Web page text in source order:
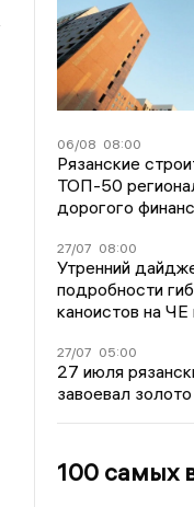
06/08 08:00
Рязанские
ТОП-50
дорогого
27/07 08:00
Утренний
подробности
каноистов на ЧЕ
27/07 05:00
27 июля
завоевал
100 самых